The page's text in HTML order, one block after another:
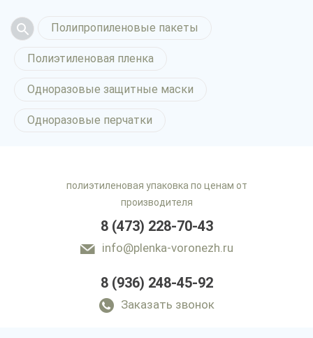
Полипропиленовые пакеты
Полиэтиленовая пленка
Одноразовые защитные маски
Одноразовые перчатки
полиэтиленовая упаковка по ценам от
производителя
8 (473) 228-70-43
info@plenka-voronezh.ru
8 (936) 248-45-92
Заказать звонок